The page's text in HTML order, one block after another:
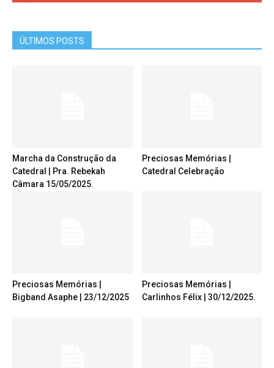
ÚLTIMOS POSTS
Marcha da Construção da
Catedral | Pra. Rebekah
Câmara 15/05/2025.
Preciosas Memórias |
Catedral Celebração
Preciosas Memórias |
Bigband Asaphe | 23/12/2025
Preciosas Memórias |
Carlinhos Félix | 30/12/2025.